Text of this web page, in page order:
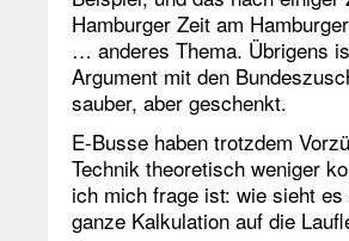
Hamburger Zeit am
… anderes Thema. Übrigens
Argument mit den
sauber, aber geschenkt.
E-Busse haben trotzdem
Technik theoretisch weniger
ich mich frage ist: wie sieht
ganze Kalkulation auf die